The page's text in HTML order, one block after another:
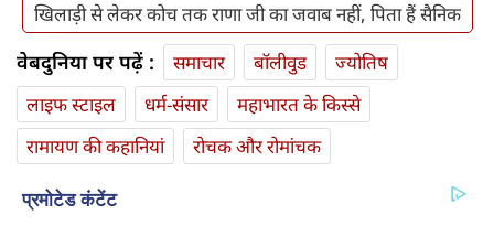
खिलाड़ी से लेकर कोच तक राणा जी का जवाब नहीं, पिता हैं सैनिक
वेबदुनिया पर पढ़ें : समाचार बॉलीवुड
ज्योतिष
लाइफ स्‍टाइल
धर्म-संसार
महाभारत के किस्से
रामायण की कहानियां
रोचक और रोमांचक